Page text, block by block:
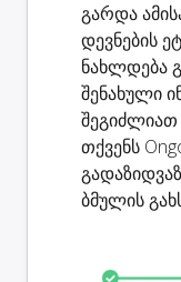
გარდა
დევნების
ნახლდება
შენახული
თქვენს
ბმულის